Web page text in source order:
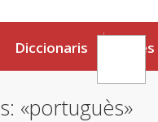
Diccionaris Eines
«portuguès»